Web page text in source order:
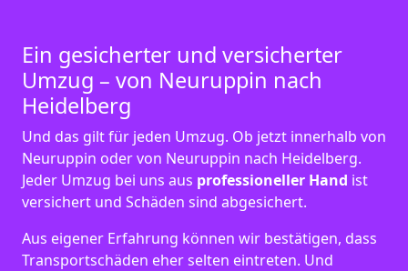
Ein gesicherter und versicherter
Umzug – von Neuruppin nach
Heidelberg
Und das gilt für jeden Umzug. Ob jetzt innerhalb von
Neuruppin oder von Neuruppin nach Heidelberg.
Jeder Umzug bei uns aus professioneller Hand ist
versichert und Schäden sind abgesichert.
Aus eigener Erfahrung können wir bestätigen, dass
Transportschäden eher selten eintreten. Und